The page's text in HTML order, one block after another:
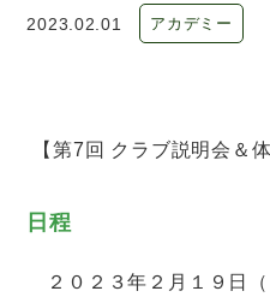
2023.02.01 アカデミー
【第7回 クラブ説明会＆
日程
２０２３年２月１９日（